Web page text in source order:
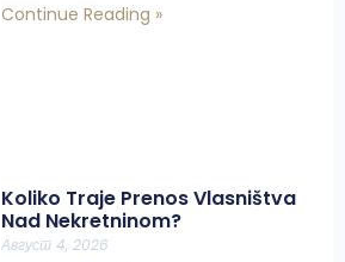
Continue Reading »
Koliko Traje Prenos Vlasništva
Nad Nekretninom?
Август 4, 2026